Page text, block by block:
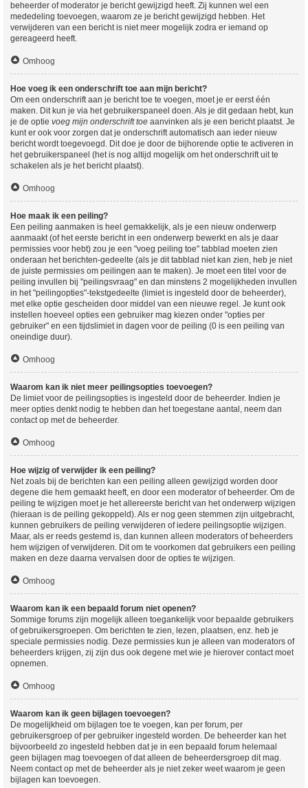
beheerder of moderator je bericht gewijzigd heeft. Zij kunnen wel een
mededeling toevoegen, waarom ze je bericht gewijzigd hebben. Het
verwijderen van een bericht is niet meer mogelijk zodra er iemand op
gereageerd heeft.
Omhoog
Hoe voeg ik een onderschrift toe aan mijn bericht?
Om een onderschrift aan je bericht toe te voegen, moet je er eerst één
maken. Dit kun je via het gebruikerspaneel doen. Als je dit gedaan hebt, kun
je de optie voeg mijn onderschrift toe aanvinken als je een bericht plaatst. Je
kunt er ook voor zorgen dat je onderschrift automatisch aan ieder nieuw
bericht wordt toegevoegd. Dit doe je door de bijhorende optie te activeren in
het gebruikerspaneel (het is nog altijd mogelijk om het onderschrift uit te
schakelen als je het bericht plaatst).
Omhoog
Hoe maak ik een peiling?
Een peiling aanmaken is heel gemakkelijk, als je een nieuw onderwerp
aanmaakt (of het eerste bericht in een onderwerp bewerkt en als je daar
permissies voor hebt) zou je een "voeg peiling toe" tabblad moeten zien
onderaan het berichten-gedeelte (als je dit tabblad niet kan zien, heb je niet
de juiste permissies om peilingen aan te maken). Je moet een titel voor de
peiling invullen bij "peilingsvraag" en dan minstens 2 mogelijkheden invullen
in het "peilingopties"-tekstgedeelte (limiet is ingesteld door de beheerder),
met elke optie gescheiden door middel van een nieuwe regel. Je kunt ook
instellen hoeveel opties een gebruiker mag kiezen onder "opties per
gebruiker" en een tijdslimiet in dagen voor de peiling (0 is een peiling van
oneindige duur).
Omhoog
Waarom kan ik niet meer peilingsopties toevoegen?
De limiet voor de peilingsopties is ingesteld door de beheerder. Indien je
meer opties denkt nodig te hebben dan het toegestane aantal, neem dan
contact op met de beheerder.
Omhoog
Hoe wijzig of verwijder ik een peiling?
Net zoals bij de berichten kan een peiling alleen gewijzigd worden door
degene die hem gemaakt heeft, en door een moderator of beheerder. Om de
peiling te wijzigen moet je het allereerste bericht van het onderwerp wijzigen
(hieraan is de peiling gekoppeld). Als er nog geen stemmen zijn uitgebracht,
kunnen gebruikers de peiling verwijderen of iedere peilingsoptie wijzigen.
Maar, als er reeds gestemd is, dan kunnen alleen moderators of beheerders
hem wijzigen of verwijderen. Dit om te voorkomen dat gebruikers een peiling
maken en deze daarna vervalsen door de opties te wijzigen.
Omhoog
Waarom kan ik een bepaald forum niet openen?
Sommige forums zijn mogelijk alleen toegankelijk voor bepaalde gebruikers
of gebruikersgroepen. Om berichten te zien, lezen, plaatsen, enz. heb je
speciale permissies nodig. Deze permissies kun je alleen van moderators of
beheerders krijgen, zij zijn dus ook degene met wie je hierover contact moet
opnemen.
Omhoog
Waarom kan ik geen bijlagen toevoegen?
De mogelijkheid om bijlagen toe te voegen, kan per forum, per
gebruikersgroep of per gebruiker ingesteld worden. De beheerder kan het
bijvoorbeeld zo ingesteld hebben dat je in een bepaald forum helemaal
geen bijlagen mag toevoegen of dat alleen de beheerdersgroep dit mag.
Neem contact op met de beheerder als je niet zeker weet waarom je geen
bijlagen kan toevoegen.